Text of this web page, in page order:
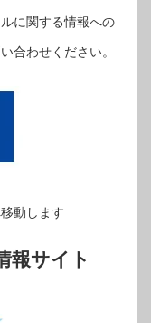
に関する情報への
合わせください。
動します
報サイト